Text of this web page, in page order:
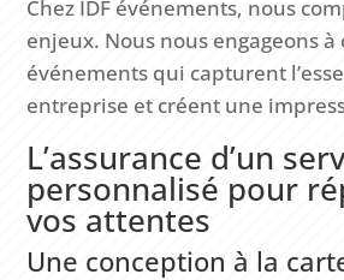
Chez IDF événements, nous
enjeux. Nous nous engageons à
événements qui capturent
entreprise et créent une
L’assurance d’un
personnalisé pour
vos attentes
Une conception à la